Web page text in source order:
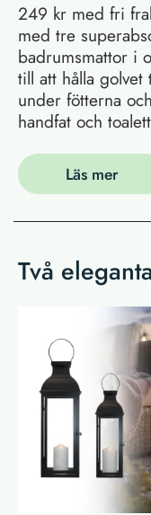
249 kr med fri
med tre
badrumsmattor i
till att hålla
under fötterna
handfat och
Läs mer
Två